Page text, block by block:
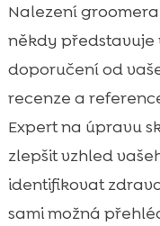
Nalezení
někdy představuje
doporučení od
recenze a
Expert na úpravu
zlepšit vzhled
identifikovat
sami možná